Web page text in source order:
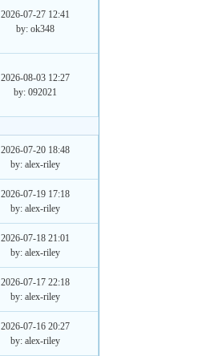
2026-07-27 12:41
by: ok348
2026-08-03 12:27
by: 092021
2026-07-20 18:48
by: alex-riley
2026-07-19 17:18
by: alex-riley
2026-07-18 21:01
by: alex-riley
2026-07-17 22:18
by: alex-riley
2026-07-16 20:27
by: alex-riley